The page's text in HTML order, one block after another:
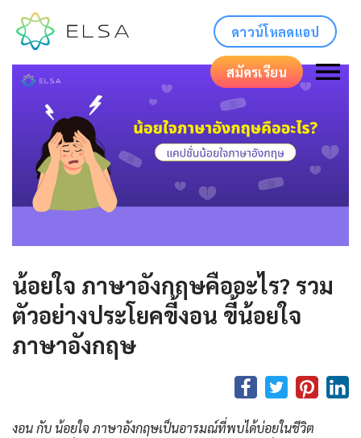
ดาวน์โหลดแอป
สมัครเรียน
น้อยใจ ภาษาอังกฤษคืออะไร? รวม
ตัวอย่างประโยคขี้งอน ขี้น้อยใจ
ภาษาอังกฤษ
งอน กับ น้อยใจ ภาษาอังกฤษเป็นอารมณ์ที่พบได้บ่อยในชีวิต